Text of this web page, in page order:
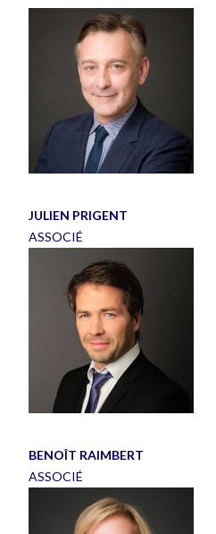
JULIEN PRIGENT
ASSOCIÉ
BENOÎT RAIMBERT
ASSOCIÉ